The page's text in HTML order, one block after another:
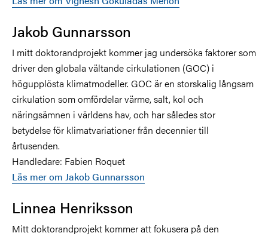
Jakob Gunnarsson
I mitt doktorandprojekt kommer jag undersöka faktorer som
driver den globala vältande cirkulationen (GOC) i
högupplösta klimatmodeller. GOC är en storskalig långsam
cirkulation som omfördelar värme, salt, kol och
näringsämnen i världens hav, och har således stor
betydelse för klimatvariationer från decennier till
årtusenden.
Handledare: Fabien Roquet
Läs mer om Jakob Gunnarsson
Linnea Henriksson
Mitt doktorandprojekt kommer att fokusera på den